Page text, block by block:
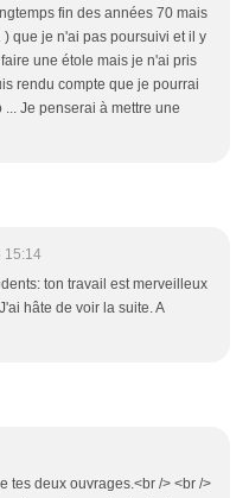
fin des années 70 mais
que je n'ai pas poursuivi et il y
une étole mais je n'ai pris
rendu compte que je pourrai
Je penserai à mettre une
15:14
ton travail est merveilleux
hâte de voir la suite. A
tes deux ouvrages.<br /> <br />